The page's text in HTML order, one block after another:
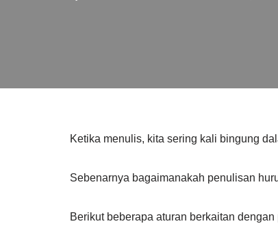
Ketika menulis, kita sering kali bingung
Sebenarnya bagaimanakah penulisan
Berikut beberapa aturan berkaitan